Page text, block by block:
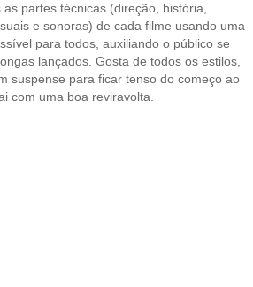
partes técnicas (direção, história,
e sonoras) de cada filme usando uma
para todos, auxiliando o público se
lançados. Gosta de todos os estilos,
suspense para ficar tenso do começo ao
com uma boa reviravolta.